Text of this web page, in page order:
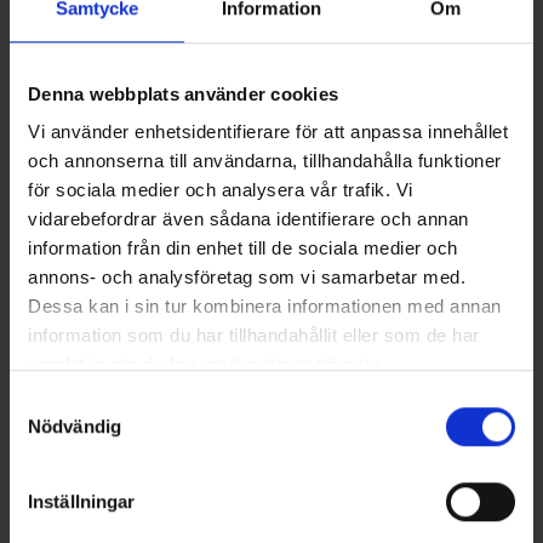
Samtycke Information Om
Denna webbplats använder cookies
Vi använder enhetsidentifierare för att anpassa innehållet
och annonserna till användarna, tillhandahålla funktioner
för sociala medier och analysera vår trafik. Vi
vidarebefordrar även sådana identifierare och annan
information från din enhet till de sociala medier och
annons- och analysföretag som vi samarbetar med.
Dessa kan i sin tur kombinera informationen med annan
information som du har tillhandahållit eller som de har
Nödvändig
Inställningar
449 kr
(41-44)
Andra gillade även